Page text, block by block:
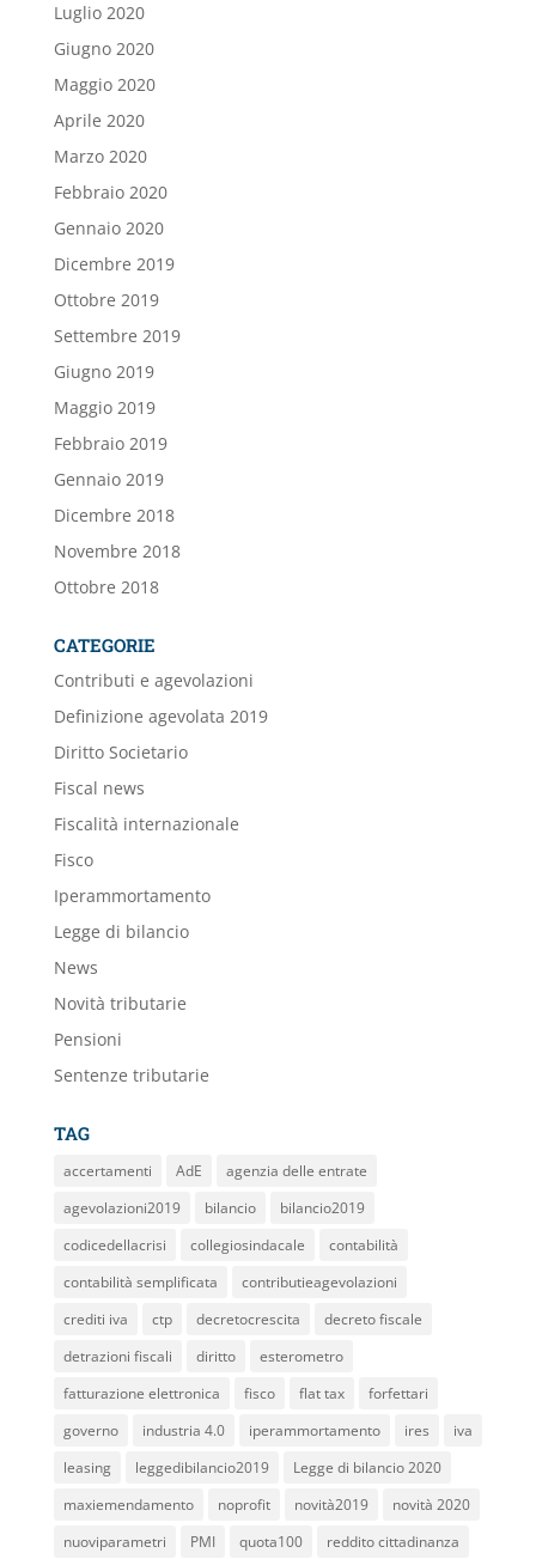
Luglio 2020
Giugno 2020
Maggio 2020
Aprile 2020
Marzo 2020
Febbraio 2020
Gennaio 2020
Dicembre 2019
Ottobre 2019
Settembre 2019
Giugno 2019
Maggio 2019
Febbraio 2019
Gennaio 2019
Dicembre 2018
Novembre 2018
Ottobre 2018
CATEGORIE
Contributi e agevolazioni
Definizione agevolata 2019
Diritto Societario
Fiscal news
Fiscalità internazionale
Fisco
Iperammortamento
Legge di bilancio
News
Novità tributarie
Pensioni
Sentenze tributarie
TAG
accertamenti AdE
agenzia delle entrate
agevolazioni2019
bilancio
bilancio2019
codicedellacrisi
collegiosindacale
contabilità
contabilità semplificata
contributieagevolazioni
crediti iva
ctp decretocrescita
decreto fiscale
detrazioni fiscali
diritto
esterometro
fatturazione elettronica
fisco flat tax
forfettari
governo
industria 4.0 iperammortamento ires
iva
leasing
leggedibilancio2019
Legge di bilancio 2020
maxiemendamento
noprofit novità2019
novità 2020
nuoviparametri
PMI quota100 reddito cittadinanza